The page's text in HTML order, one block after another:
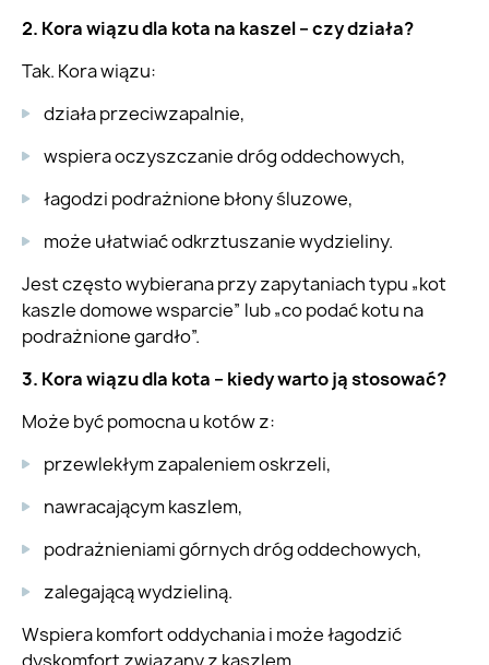
2. Kora wiązu dla kota na kaszel – czy działa?
Tak. Kora wiązu:
działa przeciwzapalnie,
wspiera oczyszczanie dróg oddechowych,
łagodzi podrażnione błony śluzowe,
może ułatwiać odkrztuszanie wydzieliny.
Jest często wybierana przy zapytaniach typu „kot
kaszle domowe wsparcie” lub „co podać kotu na
podrażnione gardło”.
3. Kora wiązu dla kota – kiedy warto ją stosować?
Może być pomocna u kotów z:
przewlekłym zapaleniem oskrzeli,
nawracającym kaszlem,
podrażnieniami górnych dróg oddechowych,
zalegającą wydzieliną.
Wspiera komfort oddychania i może łagodzić